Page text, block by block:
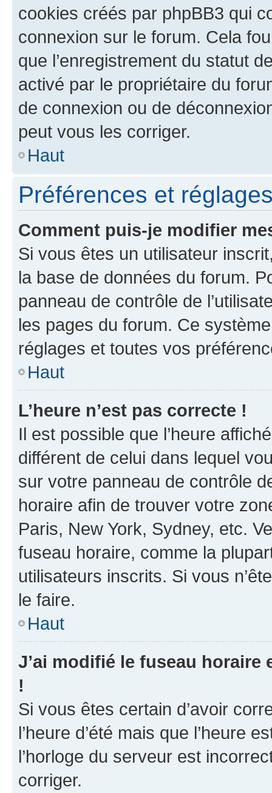
cookies créés par phpBB3 qui
connexion sur le forum. Cela
que l’enregistrement du statut
activé par le propriétaire du
de connexion ou de
peut vous les corriger.
Haut
Préférences et
Comment puis-je modifier
Si vous êtes un utilisateur
la base de données du forum.
panneau de contrôle de
les pages du forum. Ce
réglages et toutes vos
Haut
L’heure n’est pas correcte !
Il est possible que l’heure
différent de celui dans lequel
sur votre panneau de contrôle
horaire afin de trouver votre
Paris, New York, Sydney, etc.
fuseau horaire, comme la
utilisateurs inscrits. Si vous
le faire.
Haut
J’ai modifié le fuseau horaire
!
Si vous êtes certain d’avoir
l’heure d’été mais que l’heure
l’horloge du serveur est
corriger.